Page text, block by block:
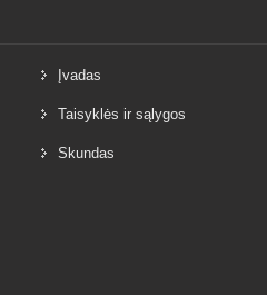
Įvadas
Taisyklės ir sąlygos
Skundas